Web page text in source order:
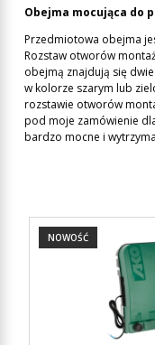
Obejma mocująca do
Przedmiotowa obejma
Rozstaw otworów
obejmą znajdują się
w kolorze szarym lub
rozstawie otworów
pod moje zamówienie
bardzo mocne i
NOWOŚĆ